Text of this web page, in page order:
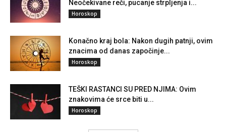
Neočekivane reči, pucanje strpljenja i...
Horoskop
Konačno kraj bola: Nakon dugih patnji, ovim
znacima od danas započinje...
Horoskop
TEŠKI RASTANCI SU PRED NJIMA: Ovim
znakovima će srce biti u...
Horoskop